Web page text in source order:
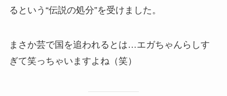
るという“伝説の処分”を受けました。
まさか芸で国を追われるとは…エガちゃんらしす
ぎて笑っちゃいますよね（笑）